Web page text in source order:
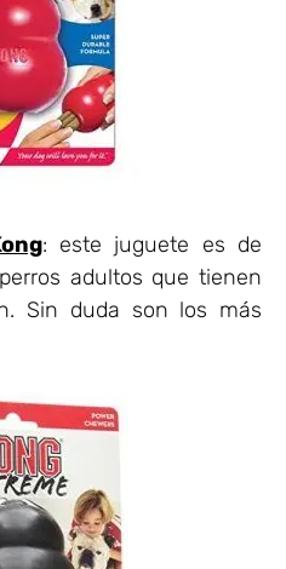
: este juguete es de
adultos que tienen
Sin duda son los más